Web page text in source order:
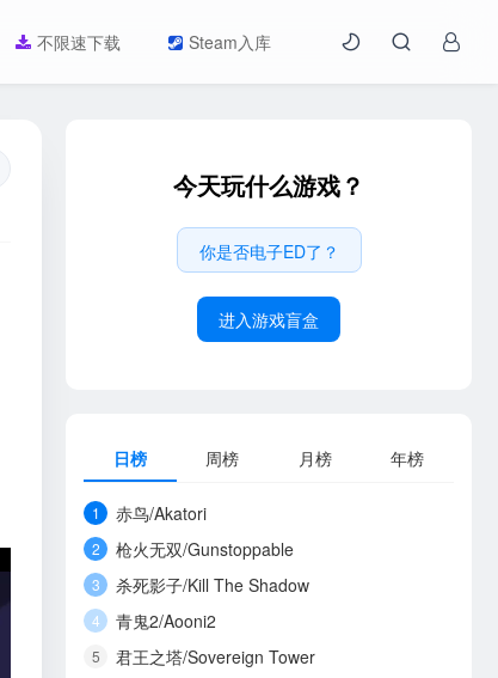
不限速下载 Steam入库
今天玩什么游戏？
你是否电子ED了？
进入游戏盲盒
日榜 周榜 月榜 年榜
1 赤鸟/Akatori
2 枪火无双/Gunstoppable
3 杀死影子/Kill The Shadow
4 青鬼2/Aooni2
5 君王之塔/Sovereign Tower